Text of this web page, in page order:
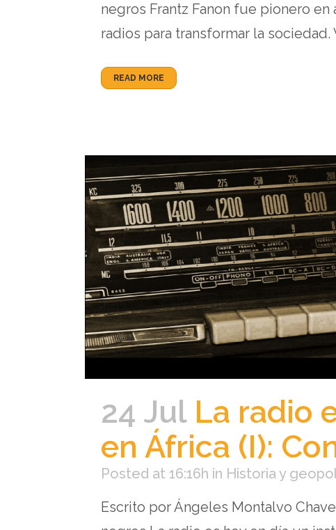
negros Frantz Fanon fue pionero
radios para transformar la sociedad.
READ MORE
24 Jul La radio
en África (I):
Posted at 16:16h in Historia y
Escrito por Ángeles Montalvo